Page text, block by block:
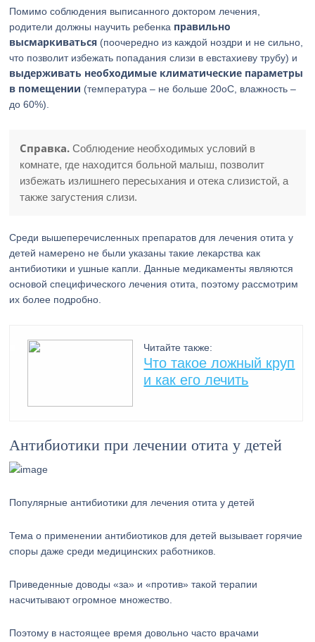
Помимо соблюдения выписанного доктором лечения,
родители должны научить ребенка правильно
высмаркиваться (поочередно из каждой ноздри и не сильно,
что позволит избежать попадания слизи в евстахиеву трубу) и
выдерживать необходимые климатические параметры
в помещении (температура – не больше 20оС, влажность –
до 60%).
Справка. Соблюдение необходимых условий в
комнате, где находится больной малыш, позволит
избежать излишнего пересыхания и отека слизистой, а
также загустения слизи.
Среди вышеперечисленных препаратов для лечения отита у
детей намерено не были указаны такие лекарства как
антибиотики и ушные капли. Данные медикаменты являются
основой специфического лечения отита, поэтому рассмотрим
их более подробно.
Читайте также:
Что такое ложный круп
и как его лечить
Антибиотики при лечении отита у детей
Популярные антибиотики для лечения отита у детей
Тема о применении антибиотиков для детей вызывает горячие
споры даже среди медицинских работников.
Приведенные доводы «за» и «против» такой терапии
насчитывают огромное множество.
Поэтому в настоящее время довольно часто врачами